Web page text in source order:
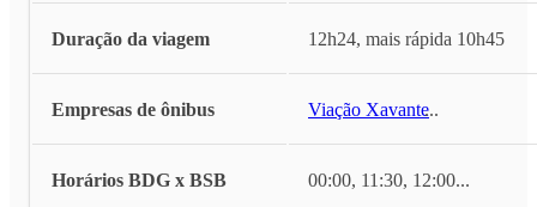
Duração da viagem 12h24, mais rápida 10h45
Empresas de ônibus Viação Xavante...
Horários BDG x BSB 00:00, 11:30, 12:00...